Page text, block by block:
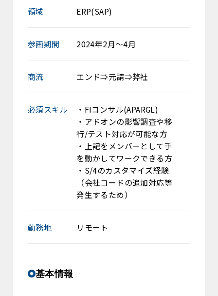
領域 ERP(SAP)
参画期間 2024年2月～4月
商流 エンド⇒元請⇒弊社
必須スキル
・FIコンサル(APARGL)
・アドオンの影響調査や移
行/テスト対応が可能な方
・上記をメンバーとして手
を動かしてワークできる方
・S/4のカスタマイズ経験
（会社コードの追加対応等
発生するため）
勤務地 リモート
基本情報